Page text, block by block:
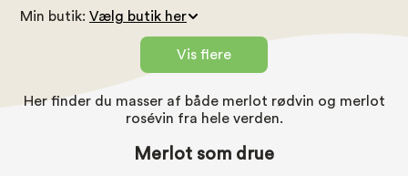
Min butik:
Vis flere
Her finder du masser af både merlot rødvin og merlot
rosévin fra hele verden.
Merlot som drue